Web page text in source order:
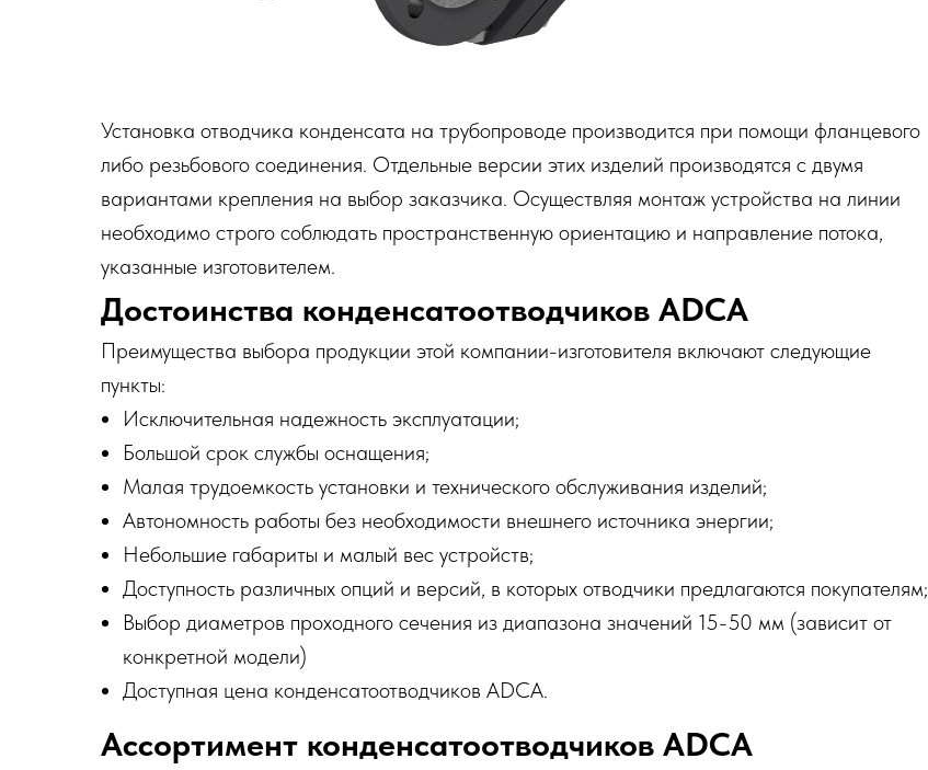
Установка отводчика конденсата на трубопроводе производится при помощи фланцевого
либо резьбового соединения. Отдельные версии этих изделий производятся с двумя
вариантами крепления на выбор заказчика. Осуществляя монтаж устройства на линии
необходимо строго соблюдать пространственную ориентацию и направление потока,
указанные изготовителем.
Достоинства конденсатоотводчиков ADCA
Преимущества выбора продукции этой компании-изготовителя включают следующие
пункты:
Исключительная надежность эксплуатации;
Большой срок службы оснащения;
Малая трудоемкость установки и технического обслуживания изделий;
Автономность работы без необходимости внешнего источника энергии;
Небольшие габариты и малый вес устройств;
Доступность различных опций и версий, в которых отводчики предлагаются покупателям;
Выбор диаметров проходного сечения из диапазона значений 15-50 мм (зависит от
конкретной модели)
Доступная цена конденсатоотводчиков ADCA.
Ассортимент конденсатоотводчиков ADCA